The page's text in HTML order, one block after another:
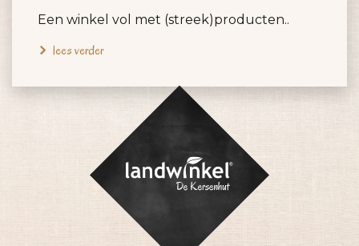
Een winkel vol met (streek)producten..
lees verder